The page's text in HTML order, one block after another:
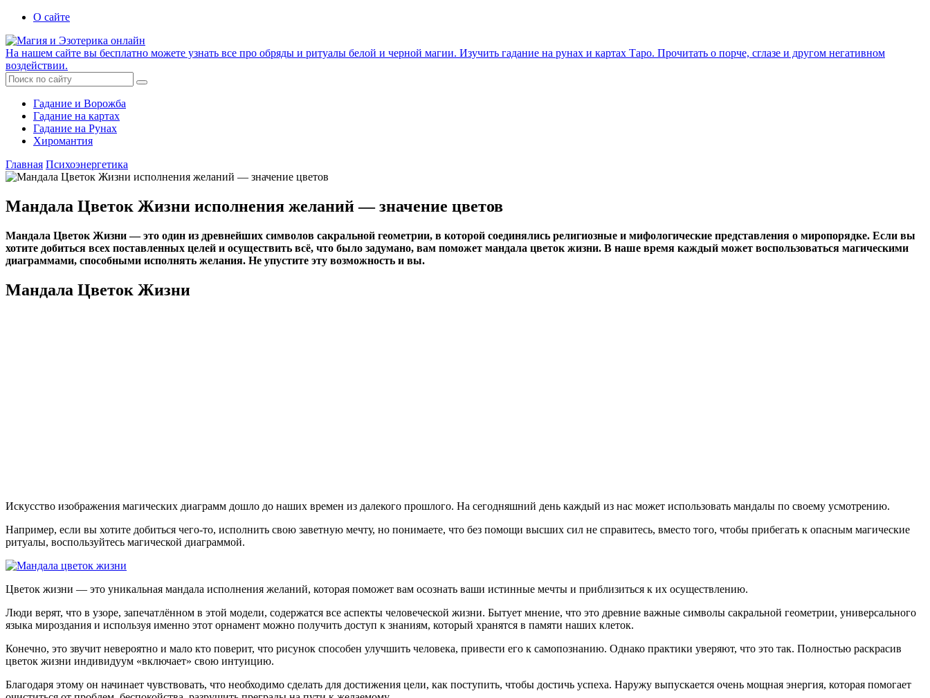
О сайте
На нашем сайте вы бесплатно можете узнать все про обряды и ритуалы белой и черной магии. Изучить гадание на рунах и картах Таро. Прочитать о порче, сглазе и другом негативном
воздействии.
Гадание и Ворожба
Гадание на картах
Гадание на Рунах
Хиромантия
Главная Психоэнергетика
Мандала Цветок Жизни исполнения желаний — значение цветов
Мандала Цветок Жизни — это один из древнейших символов сакральной геометрии, в которой соединялись религиозные и мифологические представления о миропорядке. Если вы
хотите добиться всех поставленных целей и осуществить всё, что было задумано, вам поможет мандала цветок жизни. В наше время каждый может воспользоваться магическими
диаграммами, способными исполнять желания. Не упустите эту возможность и вы.
Мандала Цветок Жизни
Искусство изображения магических диаграмм дошло до наших времен из далекого прошлого. На сегодняшний день каждый из нас может использовать мандалы по своему усмотрению.
Например, если вы хотите добиться чего-то, исполнить свою заветную мечту, но понимаете, что без помощи высших сил не справитесь, вместо того, чтобы прибегать к опасным магические
ритуалы, воспользуйтесь магической диаграммой.
Цветок жизни — это уникальная мандала исполнения желаний, которая поможет вам осознать ваши истинные мечты и приблизиться к их осуществлению.
Люди верят, что в узоре, запечатлённом в этой модели, содержатся все аспекты человеческой жизни. Бытует мнение, что это древние важные символы сакральной геометрии, универсального
языка мироздания и используя именно этот орнамент можно получить доступ к знаниям, который хранятся в памяти наших клеток.
Конечно, это звучит невероятно и мало кто поверит, что рисунок способен улучшить человека, привести его к самопознанию. Однако практики уверяют, что это так. Полностью раскрасив
цветок жизни индивидуум «включает» свою интуицию.
Благодаря этому он начинает чувствовать, что необходимо сделать для достижения цели, как поступить, чтобы достичь успеха. Наружу выпускается очень мощная энергия, которая помогает